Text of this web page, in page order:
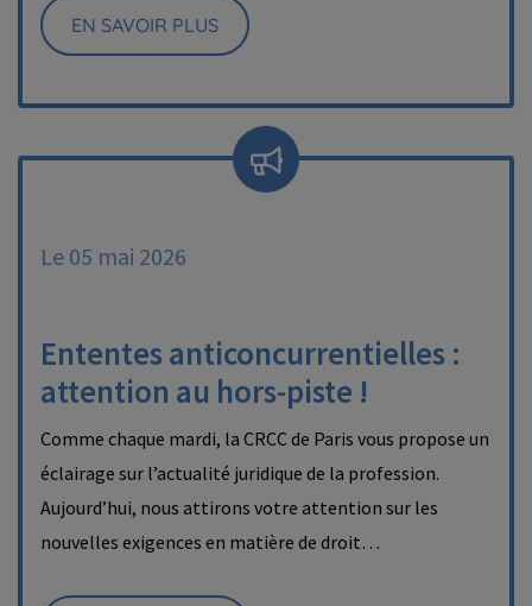
EN SAVOIR PLUS
Le 05 mai 2026
Ententes anticoncurrentielles :
attention au hors-piste !
Comme chaque mardi, la CRCC de Paris vous propose un
éclairage sur l’actualité juridique de la profession.
Aujourd’hui, nous attirons votre attention sur les
nouvelles exigences en matière de droit…